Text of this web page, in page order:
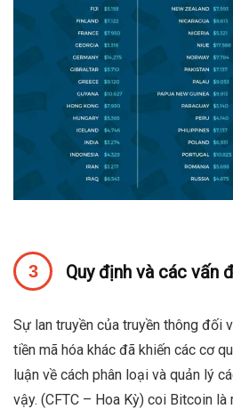
Quy định và các vấn
Sự lan truyền của truyền thông đối
tiền mã hóa khác đã khiến các cơ
luận về cách phân loại và quản lý
vậy. (CFTC – Hoa Kỳ) coi Bitcoin là